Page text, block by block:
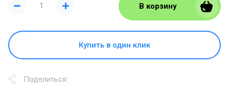
В корзину
Купить в один клик
Поделиться: